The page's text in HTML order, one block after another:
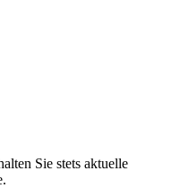
Sie stets aktuelle